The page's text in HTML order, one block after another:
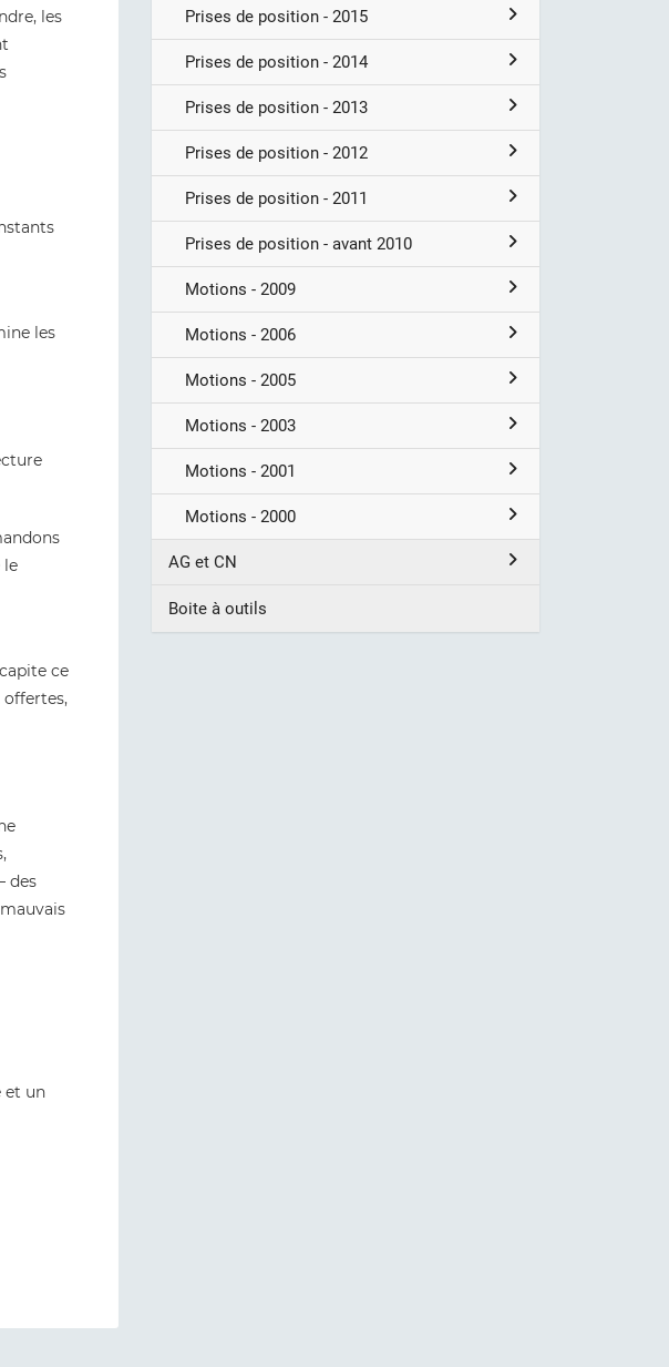
les
les
le
ce
offertes,
des
et un
Prises de position - 2015
Prises de position - 2014
Prises de position - 2013
Prises de position - 2012
Prises de position - 2011
Prises de position - avant 2010
Motions - 2009
Motions - 2006
Motions - 2005
Motions - 2003
Motions - 2001
Motions - 2000
AG et CN
Boite à outils